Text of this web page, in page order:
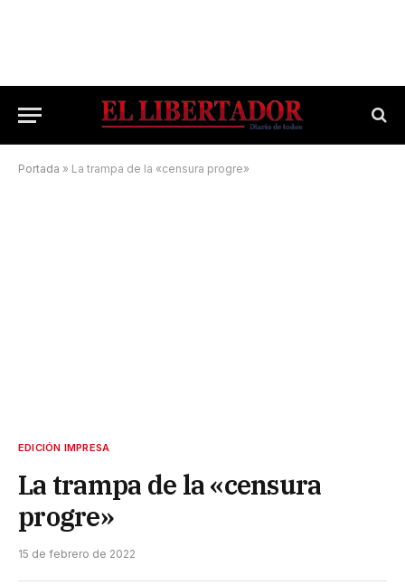
Portada » La trampa de la «censura progre»
EDICIÓN IMPRESA
La trampa de la «censura
progre»
15 de febrero de 2022